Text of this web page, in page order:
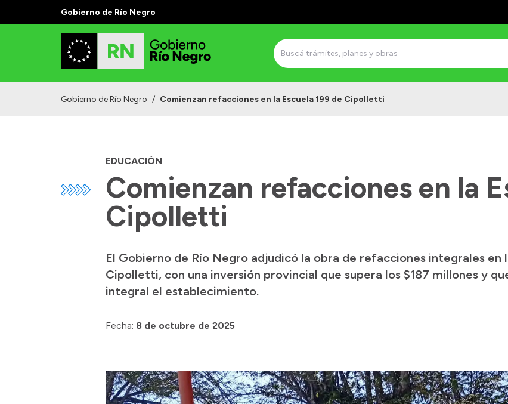
Gobierno de Río Negro
Gobierno de Río Negro / Comienzan refacciones en la Escuela 199 de Cipolletti
EDUCACIÓN
Comienzan refacciones en la
Cipolletti
El Gobierno de Río Negro adjudicó la obra de refacciones integrales en
Cipolletti, con una inversión provincial que supera los $187 millones y
integral el establecimiento.
Fecha: 8 de octubre de 2025